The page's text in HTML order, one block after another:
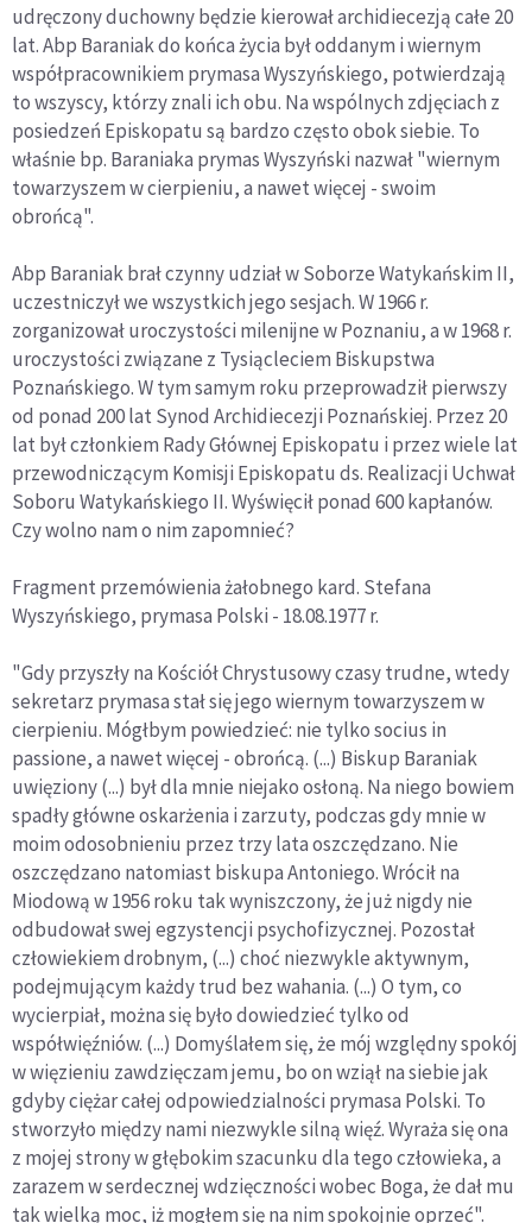
udręczony duchowny będzie kierował archidiecezją całe 20
lat. Abp Baraniak do końca życia był oddanym i wiernym
współpracownikiem prymasa Wyszyńskiego, potwierdzają
to wszyscy, którzy znali ich obu. Na wspólnych zdjęciach z
posiedzeń Episkopatu są bardzo często obok siebie. To
właśnie bp. Baraniaka prymas Wyszyński nazwał "wiernym
towarzyszem w cierpieniu, a nawet więcej - swoim
obrońcą".
Abp Baraniak brał czynny udział w Soborze Watykańskim II,
uczestniczył we wszystkich jego sesjach. W 1966 r.
zorganizował uroczystości milenijne w Poznaniu, a w 1968 r.
uroczystości związane z Tysiącleciem Biskupstwa
Poznańskiego. W tym samym roku przeprowadził pierwszy
od ponad 200 lat Synod Archidiecezji Poznańskiej. Przez 20
lat był członkiem Rady Głównej Episkopatu i przez wiele lat
przewodniczącym Komisji Episkopatu ds. Realizacji Uchwał
Soboru Watykańskiego II. Wyświęcił ponad 600 kapłanów.
Czy wolno nam o nim zapomnieć?
Fragment przemówienia żałobnego kard. Stefana
Wyszyńskiego, prymasa Polski - 18.08.1977 r.
"Gdy przyszły na Kościół Chrystusowy czasy trudne, wtedy
sekretarz prymasa stał się jego wiernym towarzyszem w
cierpieniu. Mógłbym powiedzieć: nie tylko socius in
passione, a nawet więcej - obrońcą. (...) Biskup Baraniak
uwięziony (...) był dla mnie niejako osłoną. Na niego bowiem
spadły główne oskarżenia i zarzuty, podczas gdy mnie w
moim odosobnieniu przez trzy lata oszczędzano. Nie
oszczędzano natomiast biskupa Antoniego. Wrócił na
Miodową w 1956 roku tak wyniszczony, że już nigdy nie
odbudował swej egzystencji psychofizycznej. Pozostał
człowiekiem drobnym, (...) choć niezwykle aktywnym,
podejmującym każdy trud bez wahania. (...) O tym, co
wycierpiał, można się było dowiedzieć tylko od
współwięźniów. (...) Domyślałem się, że mój względny spokój
w więzieniu zawdzięczam jemu, bo on wziął na siebie jak
gdyby ciężar całej odpowiedzialności prymasa Polski. To
stworzyło między nami niezwykle silną więź. Wyraża się ona
z mojej strony w głębokim szacunku dla tego człowieka, a
zarazem w serdecznej wdzięczności wobec Boga, że dał mu
tak wielką moc, iż mogłem się na nim spokojnie oprzeć".